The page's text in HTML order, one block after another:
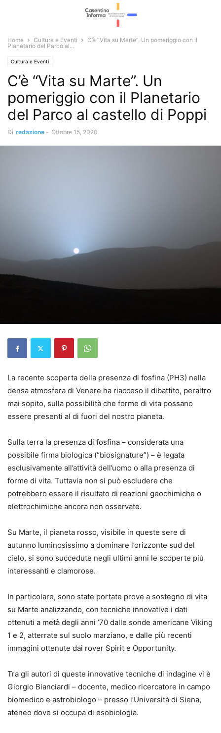
Home Cultura e Eventi
C’è “Vita su Marte”. Un pomeriggio con il
Planetario del Parco al...
Cultura e Eventi
C’è “Vita su Marte”. Un
pomeriggio con il Planetario
del Parco al castello di Poppi
Di redazione - Ottobre 15, 2020
La recente scoperta della presenza di fosfina (PH3) nella
densa atmosfera di Venere ha riacceso il dibattito, peraltro
mai sopito, sulla possibilità che forme di vita possano
essere presenti al di fuori del nostro pianeta.
Sulla terra la presenza di fosfina – considerata una
possibile firma biologica (“biosignature”) – è legata
esclusivamente all’attività dell’uomo o alla presenza di
forme di vita. Tuttavia non si può escludere che
potrebbero essere il risultato di reazioni geochimiche o
elettrochimiche ancora non osservate.
Su Marte, il pianeta rosso, visibile in queste sere di
autunno luminosissimo a dominare l’orizzonte sud del
cielo, si sono succedute negli ultimi anni le scoperte più
interessanti e clamorose.
In particolare, sono state portate prove a sostegno di vita
su Marte analizzando, con tecniche innovative i dati
ottenuti a metà degli anni ’70 dalle sonde americane Viking
1 e 2, atterrate sul suolo marziano, e dalle più recenti
immagini ottenute dai rover Spirit e Opportunity.
Tra gli autori di queste innovative tecniche di indagine vi è
Giorgio Bianciardi – docente, medico ricercatore in campo
biomedico e astrobiologo – presso l’Università di Siena,
ateneo dove si occupa di esobiologia.